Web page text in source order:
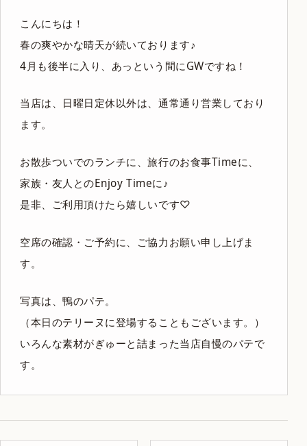
こんにちは！
春の爽やかな晴天が続いております♪
4月も後半に入り、あっという間にGWですね！
当店は、日曜日定休以外は、通常通り営業しており
ます。
お散歩ついでのランチに、旅行のお食事Timeに、
家族・友人とのEnjoy Timeに♪
是非、ご利用頂けたら嬉しいです♡
空席の確認・ご予約に、ご協力お願い申し上げま
す。
写真は、鴨のパテ。
（本日のテリーヌに登場することもございます。）
いろんな素材がぎゅーと詰まった当店自慢のパテで
す。